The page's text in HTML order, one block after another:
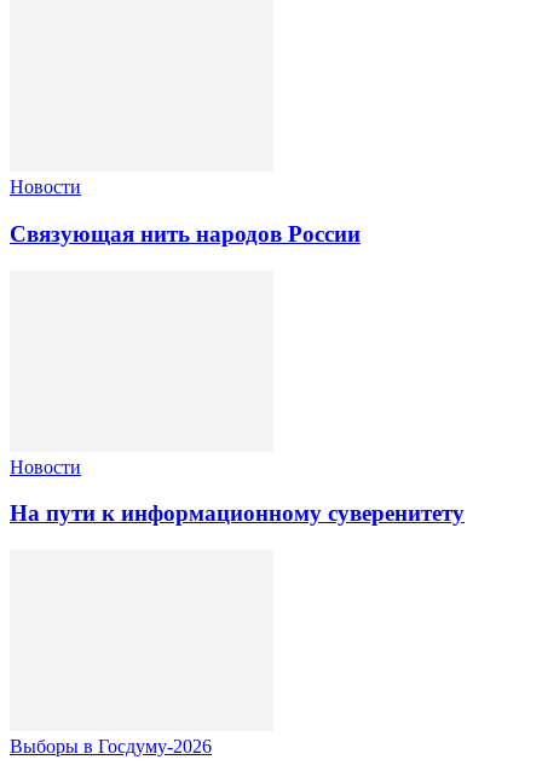
Новости
Связующая нить народов России
Новости
На пути к информационному суверенитету
Выборы в Госдуму-2026